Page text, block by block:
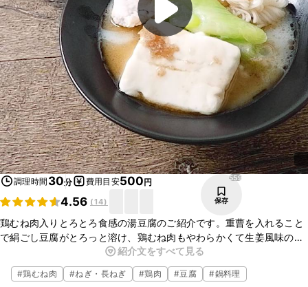
調理時間 30分 費用目安500円
4.56 (14)
559
保存
鶏むね肉入りとろとろ食感の湯豆腐のご紹介です。重曹を入れること
で絹ごし豆腐がとろっと溶け、鶏むね肉もやわらかくて生姜風味の塩
ダレがさっぱりとしていてお箸が止まらないおいしさですよ。そうめ
んもつるつるとした食感で喉ごしよく頂けます。お手軽な材料ででき
ますのでぜひ、お試しくださいね。
紹介文をすべて見る
#鶏むね肉 #ねぎ・長ねぎ #鶏肉 #豆腐 #鍋料理